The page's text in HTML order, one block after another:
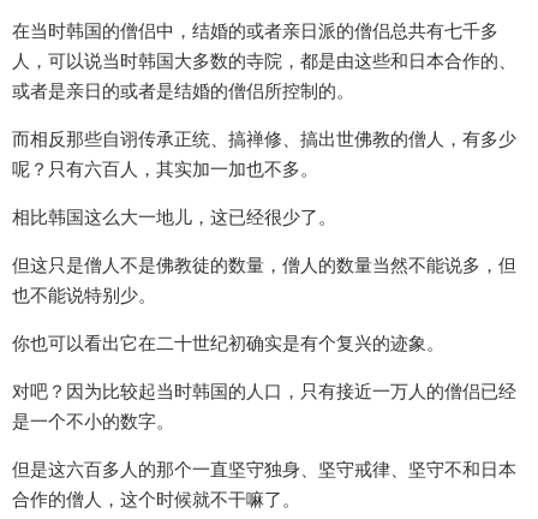
在当时韩国的僧侣中，结婚的或者亲日派的僧侣总共有七千多
人，可以说当时韩国大多数的寺院，都是由这些和日本合作的、
或者是亲日的或者是结婚的僧侣所控制的。
而相反那些自诩传承正统、搞禅修、搞出世佛教的僧人，有多少
呢？只有六百人，其实加一加也不多。
相比韩国这么大一地儿，这已经很少了。
但这只是僧人不是佛教徒的数量，僧人的数量当然不能说多，但
也不能说特别少。
你也可以看出它在二十世纪初确实是有个复兴的迹象。
对吧？因为比较起当时韩国的人口，只有接近一万人的僧侣已经
是一个不小的数字。
但是这六百多人的那个一直坚守独身、坚守戒律、坚守不和日本
合作的僧人，这个时候就不干嘛了。